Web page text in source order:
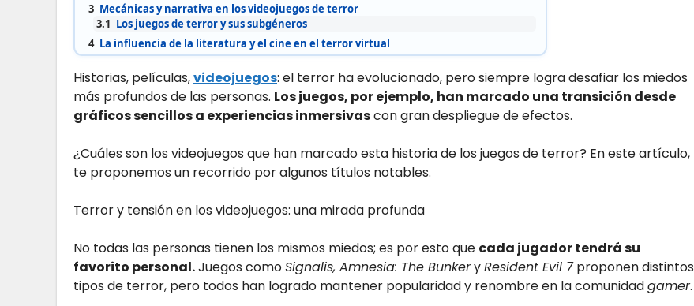
3 Mecánicas y narrativa en los videojuegos de terror
3.1 Los juegos de terror y sus subgéneros
4 La influencia de la literatura y el cine en el terror virtual
Historias, películas,videojuegos: el terror ha evolucionado, pero siempre logra desafiar los miedos
más profundos de las personas. Los juegos, por ejemplo, han marcado una transición desde
gráficos sencillos a experiencias inmersivascon gran despliegue de efectos.
¿Cuáles son los videojuegos que han marcado esta historia de los juegos de terror? En este artículo,
te proponemos un recorrido por algunos títulos notables.
Terror y tensión en los videojuegos: una mirada profunda
No todas las personas tienen los mismos miedos; es por esto que cada jugador tendrá su
favorito personal.Juegos comoSignalis, Amnesia: The BunkeryResident Evil 7proponen distintos
tipos de terror, pero todos han logrado mantener popularidad y renombre en la comunidadgamer.